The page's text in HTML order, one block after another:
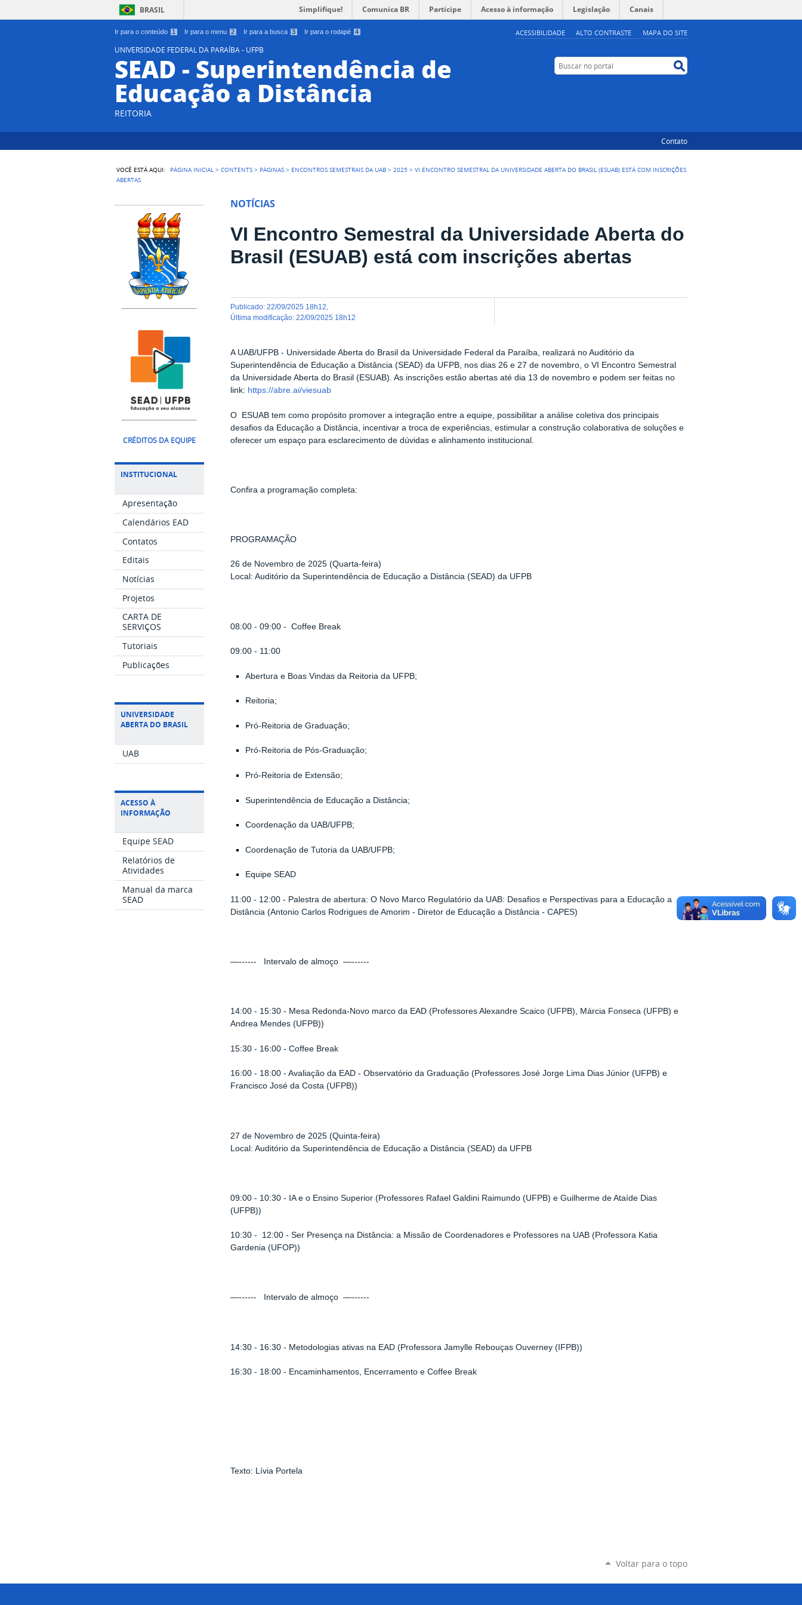
Ir para o conteúdo 1 Ir para o menu 2 Ir para a busca 3 Ir para o rodapé 4 ACESSIBILIDADE ALTO CONTRASTE MAPA DO SITE
BRASIL Simplifique! Comunica BR Participe Acesso à informação Legislação Canais
UNIVERSIDADE FEDERAL DA PARAÍBA - UFPB
SEAD - Superintendência de
Educação a Distância
REITORIA
Buscar no portal
Contato
VOCÊ ESTÁ AQUI: PÁGINA INICIAL >CONTENTS > PÁGINAS > ENCONTROS SEMESTRAIS DA UAB >2025 >VI ENCONTRO SEMESTRAL DA UNIVERSIDADE ABERTA DO BRASIL (ESUAB) ESTÁ COM INSCRIÇÕES
ABERTAS
CRÉDITOS DA EQUIPE
INSTITUCIONAL
Apresentação
Calendários EAD
Contatos
Editais
Notícias
Projetos
CARTA DE
SERVIÇOS
Tutoriais
Publicações
UNIVERSIDADE
ABERTA DO BRASIL
UAB
ACESSO À
INFORMAÇÃO
Equipe SEAD
Relatórios de
Atividades
Manual da marca
SEAD
NOTÍCIAS
VI Encontro Semestral da Universidade Aberta do
Brasil (ESUAB) está com inscrições abertas
publicado:22/09/2025 18h12
última modificação:22/09/2025 18h12
A UAB/UFPB - Universidade Aberta do Brasil da Universidade Federal da Paraíba, realizará no Auditório da
Superintendência de Educação a Distância (SEAD) da UFPB, nos dias 26 e 27 de novembro, o VI Encontro Semestral
da Universidade Aberta do Brasil (ESUAB). As inscrições estão abertas até dia 13 de novembro e podem ser feitas no
link: https://abre.ai/viesuab
O ESUAB tem como propósito promover a integração entre a equipe, possibilitar a análise coletiva dos principais
desafios da Educação a Distância, incentivar a troca de experiências, estimular a construção colaborativa de soluções e
oferecer um espaço para esclarecimento de dúvidas e alinhamento institucional.
Confira a programação completa:
PROGRAMAÇÃO
26 de Novembro de 2025 (Quarta-feira)
Local: Auditório da Superintendência de Educação a Distância (SEAD) da UFPB
08:00 - 09:00 - Coffee Break
09:00 - 11:00
Abertura e Boas Vindas da Reitoria da UFPB;
Reitoria;
Pró-Reitoria de Graduação;
Pró-Reitoria de Pós-Graduação;
Pró-Reitoria de Extensão;
Superintendência de Educação a Distância;
Coordenação da UAB/UFPB;
Coordenação de Tutoria da UAB/UFPB;
Equipe SEAD
11:00 - 12:00 - Palestra de abertura: O Novo Marco Regulatório da UAB: Desafios e Perspectivas para a Educação a
Distância (Antonio Carlos Rodrigues de Amorim - Diretor de Educação a Distância - CAPES)
—------ Intervalo de almoço —------
14:00 - 15:30 - Mesa Redonda-Novo marco da EAD (Professores Alexandre Scaico (UFPB), Márcia Fonseca (UFPB) e
Andrea Mendes (UFPB))
15:30 - 16:00 - Coffee Break
16:00 - 18:00 - Avaliação da EAD - Observatório da Graduação (Professores José Jorge Lima Dias Júnior (UFPB) e
Francisco José da Costa (UFPB))
27 de Novembro de 2025 (Quinta-feira)
Local: Auditório da Superintendência de Educação a Distância (SEAD) da UFPB
09:00 - 10:30 - IA e o Ensino Superior (Professores Rafael Galdini Raimundo (UFPB) e Guilherme de Ataíde Dias
(UFPB))
10:30 - 12:00 - Ser Presença na Distância: a Missão de Coordenadores e Professores na UAB (Professora Katia
Gardenia (UFOP))
—------ Intervalo de almoço —------
14:30 - 16:30 - Metodologias ativas na EAD (Professora Jamylle Rebouças Ouverney (IFPB))
16:30 - 18:00 - Encaminhamentos, Encerramento e Coffee Break
Texto: Lívia Portela
Voltar para o topo